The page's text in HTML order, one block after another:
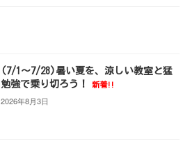
(7/1～7/28)暑い夏を、涼しい教室と猛
勉強で乗り切ろう！
新着!!
2026年8月3日